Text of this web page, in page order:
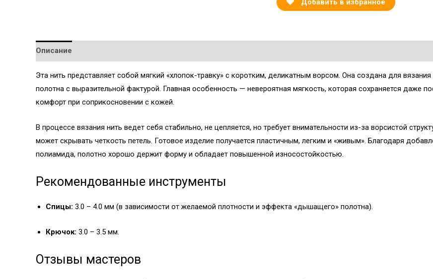
Добавить в избранное
Описание
Эта нить представляет собой мягкий «хлопок-травку» с коротким, деликатным ворсом. Она создана для
полотна с выразительной фактурой. Главная особенность — невероятная мягкость, которая сохраняется даже
комфорт при соприкосновении с кожей.
В процессе вязания нить ведет себя стабильно, не цепляется, но требует внимательности из-за ворсистой
может скрывать четкость петель. Готовое изделие получается пластичным, легким и «живым». Благодаря
полиамида, полотно хорошо держит форму и обладает повышенной износостойкостью.
Рекомендованные инструменты
Спицы: 3.0 – 4.0 мм (в зависимости от желаемой плотности и эффекта «дышащего» полотна).
Крючок: 3.0 – 3.5 мм.
Отзывы мастеров